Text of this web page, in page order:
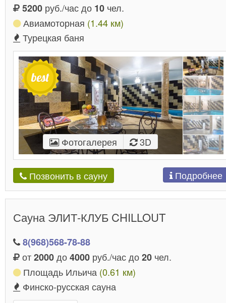
5200 руб./час до 10 чел.
Авиамоторная (1.44 км)
Турецкая баня
Фотогалерея 3D
Позвонить в сауну Подробнее
Сауна ЭЛИТ-КЛУБ CHILLOUT
8(968)568-78-88
от2000до4000 руб./час до20 чел.
Площадь Ильича (0.61 км)
Финско-русская сауна